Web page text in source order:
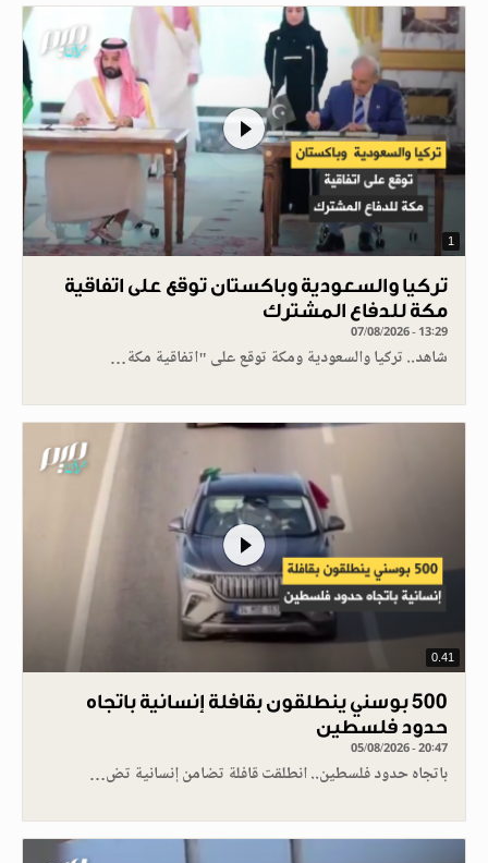
1
تركيا والسعودية وباكستان توقع على اتفاقية
مكة للدفاع المشترك
07/08/2026 - 13:29
شاهد.. تركيا والسعودية ومكة توقع على "اتفاقية مكة…
0.41
500 بوسني ينطلقون بقافلة إنسانية باتجاه
حدود فلسطين
05/08/2026 - 20:47
باتجاه حدود فلسطين.. انطلقت قافلة تضامن إنسانية تض…